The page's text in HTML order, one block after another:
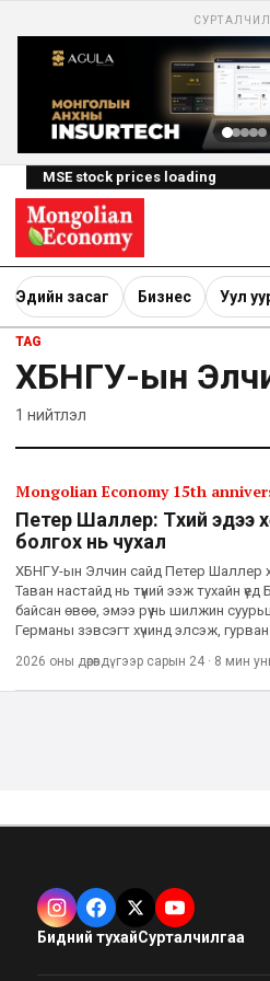
MSE stock prices loading
Эдийн засаг Бизнес Уул
TAG
ХБНГУ-ын
1 нийтлэл
Mongolian Economy 15th
Петер Шаллер: Түүхий эдээ
болгох нь чухал
ХБНГУ-ын Элчин сайд Петер Шаллер
Таван настайд нь түүний ээж тухайн
байсан өвөө, эмээ рүү нь шилжин
Германы зэвсэгт хүчинд элсэж,
2026 оны дөрөвдүгээр сарын 24 · 8 мин
Бидний тухайСурталчилгаа